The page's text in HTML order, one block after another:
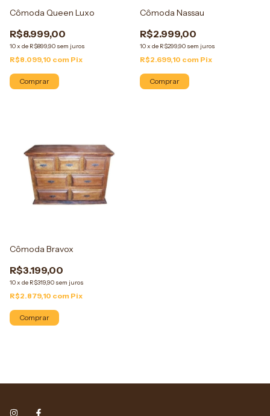
Cômoda Queen Luxo
R$8.999,00
10x de R$899,90 sem juros
R$8.099,10 com Pix
Comprar
Cômoda Nassau
R$2.999,00
10x de R$299,90 sem juros
R$2.699,10 com Pix
Comprar
Cômoda Bravox
R$3.199,00
10x de R$319,90 sem juros
R$2.879,10 com Pix
Comprar